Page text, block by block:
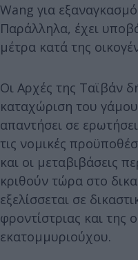
Wang για
Παράλληλα, έχει
μέτρα κατά της
Οι Αρχές της Ταϊβάν
καταχώριση του
απαντήσει σε
τις νομικές
και οι μεταβιβάσεις
κριθούν τώρα στο
εξελίσσεται σε
φροντίστριας και της
εκατομμυριούχου.